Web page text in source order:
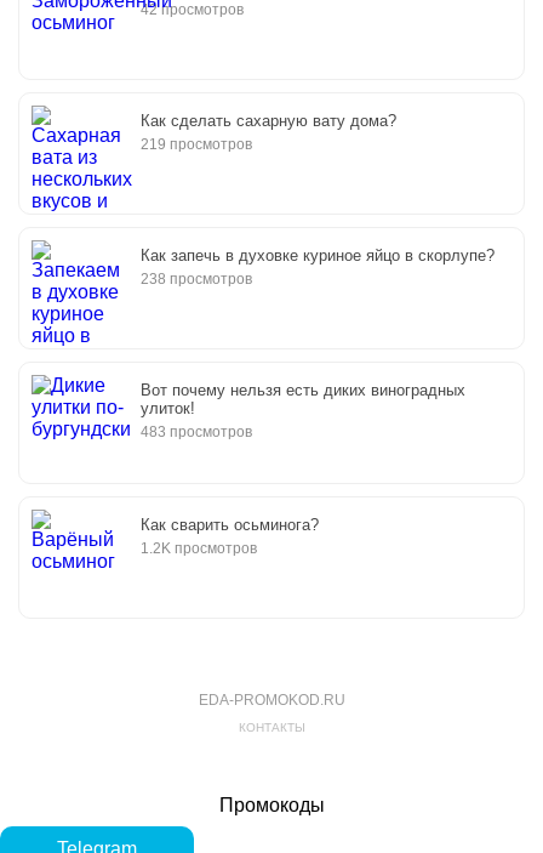
42 просмотров
Как сделать сахарную вату дома?
219 просмотров
Как запечь в духовке куриное яйцо в скорлупе?
238 просмотров
Вот почему нельзя есть диких виноградных
улиток!
483 просмотров
Как сварить осьминога?
1.2K просмотров
EDA-PROMOKOD.RU
КОНТАКТЫ
Промокоды
Telegram